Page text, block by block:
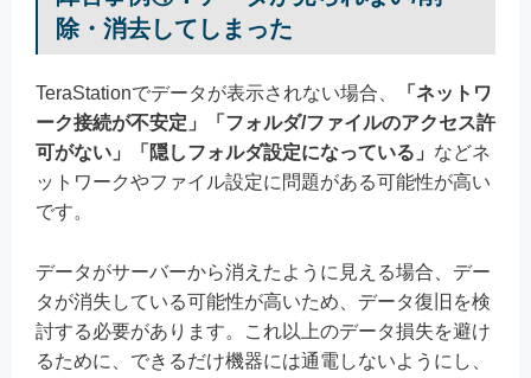
除・消去してしまった
TeraStationでデータが表示されない場合、
「ネットワ
ーク接続が不安定」「フォルダ/ファイルのアクセス許
可がない」「隠しフォルダ設定になっている」 などネ
ットワークやファイル設定に問題がある可能性が高い
です。
データがサーバーから消えたように見える場合、デー
タが消失している可能性が高いため、データ復旧を検
討する必要があります。これ以上のデータ損失を避け
るために、できるだけ機器には通電しないようにし、